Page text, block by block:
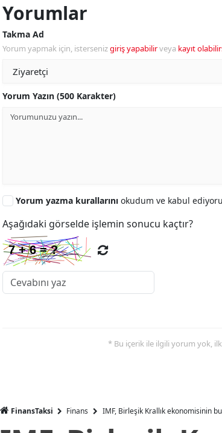
Yorumlar
Takma Ad
Yorum yapmak için, istersenizgiriş yapabilirveya kayıt
Yorum Yazın (500 Karakter)
Yorum yazma kurallarını okudum ve kabul
Aşağıdaki görselde işlemin sonucu kaçtır?
* Bu içerik ile ilgili yorum yok,
FinansTaksi Finans IMF, Birleşik Krallık ekonomisinin